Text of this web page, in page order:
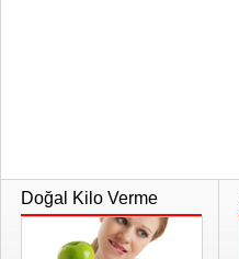
Doğal Kilo Verme